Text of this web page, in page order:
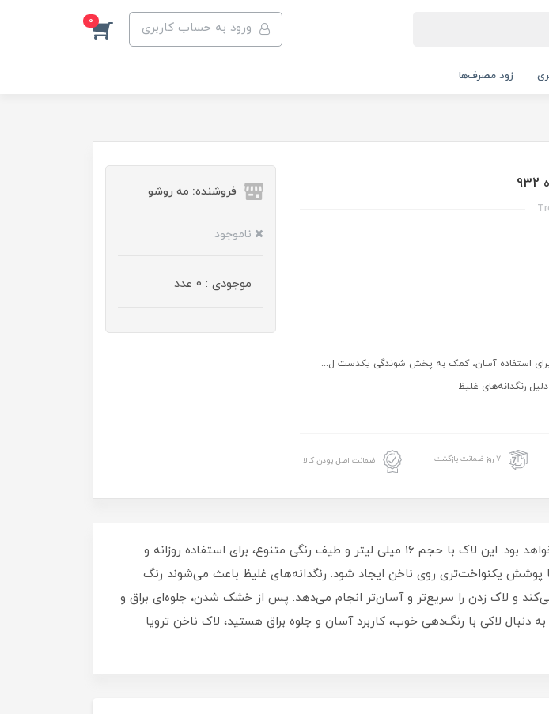
ورود به حساب کاربری 0
زود مصرف‌ها
برای استفاده آسان، کمک به پخش شوندگی یکدست ل...
رنگدانه‌های غلیظ
۷ روز ضمانت بازگشت ضمانت اصل بودن کالا
فروشنده: مه رو‌شو
ناموجود
موجودی : 0 عدد
لاک ناخن ترویا انتخابی مناسب برای داشتن ناخن‌هایی مرتب، شیک و درخشان خواهد بود. این لاک با حجم 16 میلی‌ لیتر و طیف رنگی متنوع، برای استفاده روزانه و
یکنواخت‌تری روی ناخن ایجاد شود. رنگدانه‌های غلیظ باعث می‌شوند رنگ
و لاک زدن را سریع‌تر و آسان‌تر انجام می‌دهد. پس از خشک شدن، جلوه‌ای براق و
لاکی با رنگ‌دهی خوب، کاربرد آسان و جلوه براق هستید، لاک ناخن ترویا